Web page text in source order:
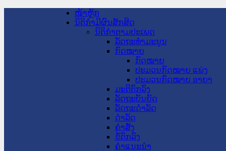
ໜ້າຫຼັກ
ນິຕິກໍາມີຜົນສັກສິດ
ນິຕິກໍາຕາມປະເພດ
ລັດຖະທໍາມະນູນ
ກົດໝາຍ
ກົດໝາຍ
ປະມວນກົດໝາຍ ແພ່ງ
ປະມວນກົດໝາຍ ອາຍາ
ມະຕິຕົກລົງ
ລັດຖະບັນຍັດ
ລັດຖະດໍາລັດ
ດໍາລັດ
ຄໍາສັ່ງ
ຂໍ້ຕົກລົງ
ຄໍາແນະນໍາ